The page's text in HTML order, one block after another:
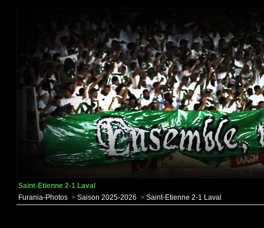
Saint-Etienne 2-1 Laval
Furania-Photos > Saison 2025-2026 > Saint-Etienne 2-1 Laval